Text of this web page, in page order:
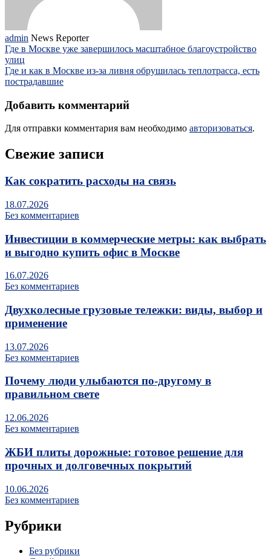
admin News Reporter
Где в Москве уже завершилось масштабное благоустройство
улиц
Где и как в Москве из-за ливня обрушилась теплотрасса, есть
пострадавшие
Добавить комментарий
Для отправки комментария вам необходимо авторизоваться.
Свежие записи
Как сократить расходы на связь
18.07.2026
Без комментариев
Инвестиции в коммерческие метры: как выбрать
и выгодно купить офис в Москве
16.07.2026
Без комментариев
Двухколесные грузовые тележки: виды, выбор и
применение
13.07.2026
Без комментариев
Почему люди улыбаются по‑другому в
правильном свете
12.06.2026
Без комментариев
ЖБИ плиты дорожные: готовое решение для
прочных и долговечных покрытий
10.06.2026
Без комментариев
Рубрики
Без рубрики